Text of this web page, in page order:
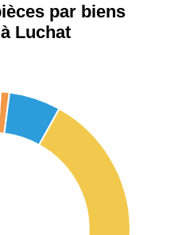
12 687 €
15 155 €
4 284 €
par biens
Luchat